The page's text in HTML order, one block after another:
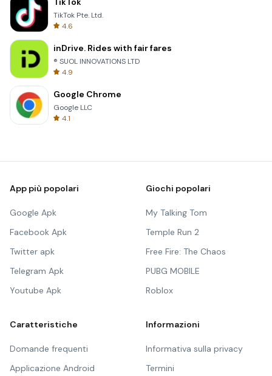
TikTok Pte. Ltd.
4.6
inDrive. Rides with fair fares
® SUOL INNOVATIONS LTD
4.9
Google Chrome
Google LLC
4.1
App più popolari
Google Apk
Facebook Apk
Twitter apk
Telegram Apk
Youtube Apk
Giochi popolari
My Talking Tom
Temple Run 2
Free Fire: The Chaos
PUBG MOBILE
Roblox
Caratteristiche
Domande frequenti
Applicazione Android
Informazioni
Informativa sulla privacy
Termini